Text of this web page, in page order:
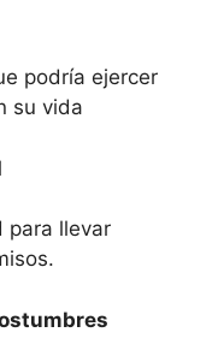
podría ejercer
su vida
para llevar